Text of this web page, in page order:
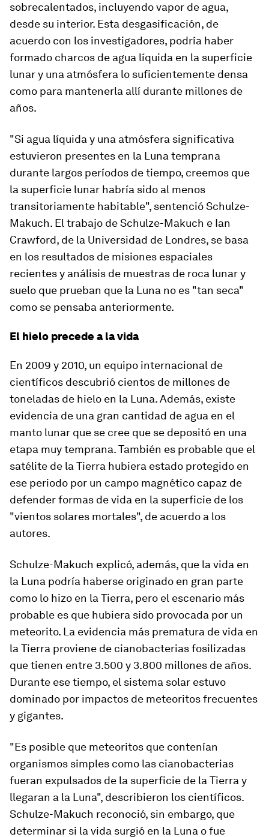
sobrecalentados, incluyendo vapor de agua,
desde su interior. Esta desgasificación, de
acuerdo con los investigadores, podría haber
formado charcos de agua líquida en la superficie
lunar y una atmósfera lo suficientemente densa
como para mantenerla allí durante millones de
años.
"Si agua líquida y una atmósfera significativa
estuvieron presentes en la Luna temprana
durante largos períodos de tiempo, creemos que
la superficie lunar habría sido al menos
transitoriamente habitable", sentenció Schulze-
Makuch. El trabajo de Schulze-Makuch e Ian
Crawford, de la Universidad de Londres, se basa
en los resultados de misiones espaciales
recientes y análisis de muestras de roca lunar y
suelo que prueban que la Luna no es "tan seca"
como se pensaba anteriormente.
El hielo precede a la vida
En 2009 y 2010, un equipo internacional de
científicos descubrió cientos de millones de
toneladas de hielo en la Luna. Además, existe
evidencia de una gran cantidad de agua en el
manto lunar que se cree que se depositó en una
etapa muy temprana. También es probable que el
satélite de la Tierra hubiera estado protegido en
ese periodo por un campo magnético capaz de
defender formas de vida en la superficie de los
"vientos solares mortales", de acuerdo a los
autores.
Schulze-Makuch explicó, además, que la vida en
la Luna podría haberse originado en gran parte
como lo hizo en la Tierra, pero el escenario más
probable es que hubiera sido provocada por un
meteorito. La evidencia más prematura de vida en
la Tierra proviene de cianobacterias fosilizadas
que tienen entre 3.500 y 3.800 millones de años.
Durante ese tiempo, el sistema solar estuvo
dominado por impactos de meteoritos frecuentes
y gigantes.
"Es posible que meteoritos que contenían
organismos simples como las cianobacterias
fueran expulsados de la superficie de la Tierra y
llegaran a la Luna", describieron los científicos.
Schulze-Makuch reconoció, sin embargo, que
determinar si la vida surgió en la Luna o fue